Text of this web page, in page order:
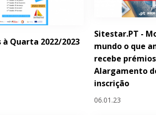
Quarta 2022/2023
Sitestar.PT -
mundo o que
recebe
Alargamento
inscrição
06.01.23